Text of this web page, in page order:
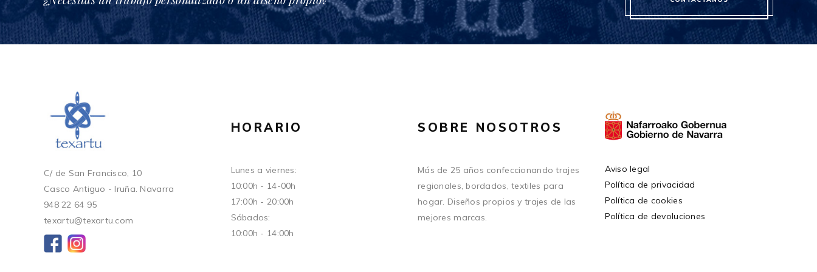
C/ de San Francisco, 10
Casco Antiguo - Iruña. Navarra
948 22 64 95
texartu@texartu.com
HORARIO
Lunes a viernes:
10:00h - 14-00h
17:00h - 20:00h
Sábados:
10:00h - 14:00h
SOBRE NOSOTROS
Más de 25 años confeccionando trajes
regionales, bordados, textiles para
hogar. Diseños propios y trajes de las
mejores marcas.
Aviso legal
Política de privacidad
Política de cookies
Política de devoluciones